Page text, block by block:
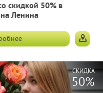
скидкой 50% в
Ленина
СКИДКА
50%